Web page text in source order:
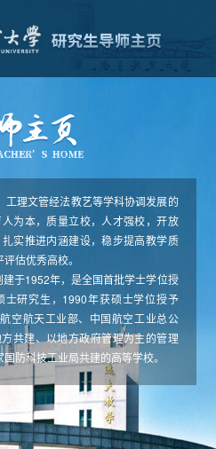
理文管经法教艺等学科协调发展的
为本，质量立校，人才强校，开放
实推进内涵建设，稳步提高教学质
估优秀高校。
于1952年，是全国首批学士学位授
研究生，1990年获硕士学位授予
空航天工业部、中国航空工业总公
共建、以地方政府管理为主的管理
防科技工业局共建的高等学校。